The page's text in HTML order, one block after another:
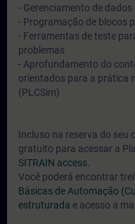
- Gerenciamento de
- Programação de blocos
- Ferramentas de teste
problemas
- Aprofundamento do
orientados para a prática
(PLCSim)
Incluso na reserva do seu
gratuito para acessar a
SITRAIN access.
Você poderá encontrar
Básicas de Automação
estruturada e acesso a